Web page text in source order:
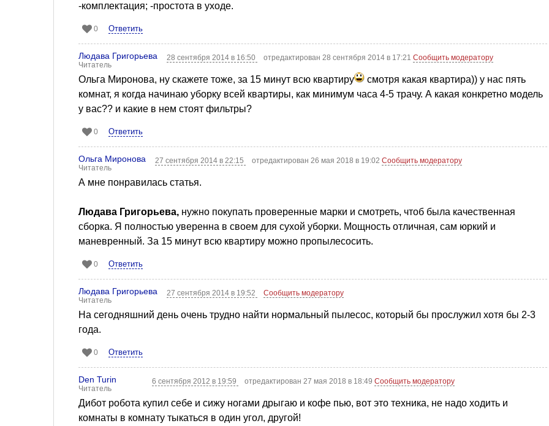
-комплектация; -простота в уходе.
0 Ответить
Людава Григорьева
Читатель
28 сентября 2014 в 16:50 отредактирован 28 сентября 2014 в 17:21Сообщить модератору
Ольга Миронова, ну скажете тоже, за 15 минут всю квартиру
смотря какая квартира)) у нас пять
комнат, я когда начинаю уборку всей квартиры, как минимум часа 4-5 трачу. А какая конкретно модель
у вас?? и какие в нем стоят фильтры?
0 Ответить
Ольга Миронова
Читатель
27 сентября 2014 в 22:15 отредактирован 26 мая 2018 в 19:02Сообщить модератору
А мне понравилась статья.
Людава Григорьева, нужно покупать проверенные марки и смотреть, чтоб была качественная
сборка. Я полностью уверенна в своем для сухой уборки. Мощность отличная, сам юркий и
маневренный. За 15 минут всю квартиру можно пропылесосить.
0 Ответить
Людава Григорьева
Читатель
27 сентября 2014 в 19:52 Сообщить модератору
На сегодняшний день очень трудно найти нормальный пылесос, который бы прослужил хотя бы 2-3
года.
0 Ответить
Den Turin
Читатель
6 сентября 2012 в 19:59 отредактирован 27 мая 2018 в 18:49Сообщить модератору
Дибот робота купил себе и сижу ногами дрыгаю и кофе пью, вот это техника, не надо ходить и
комнаты в комнату тыкаться в один угол, другой!